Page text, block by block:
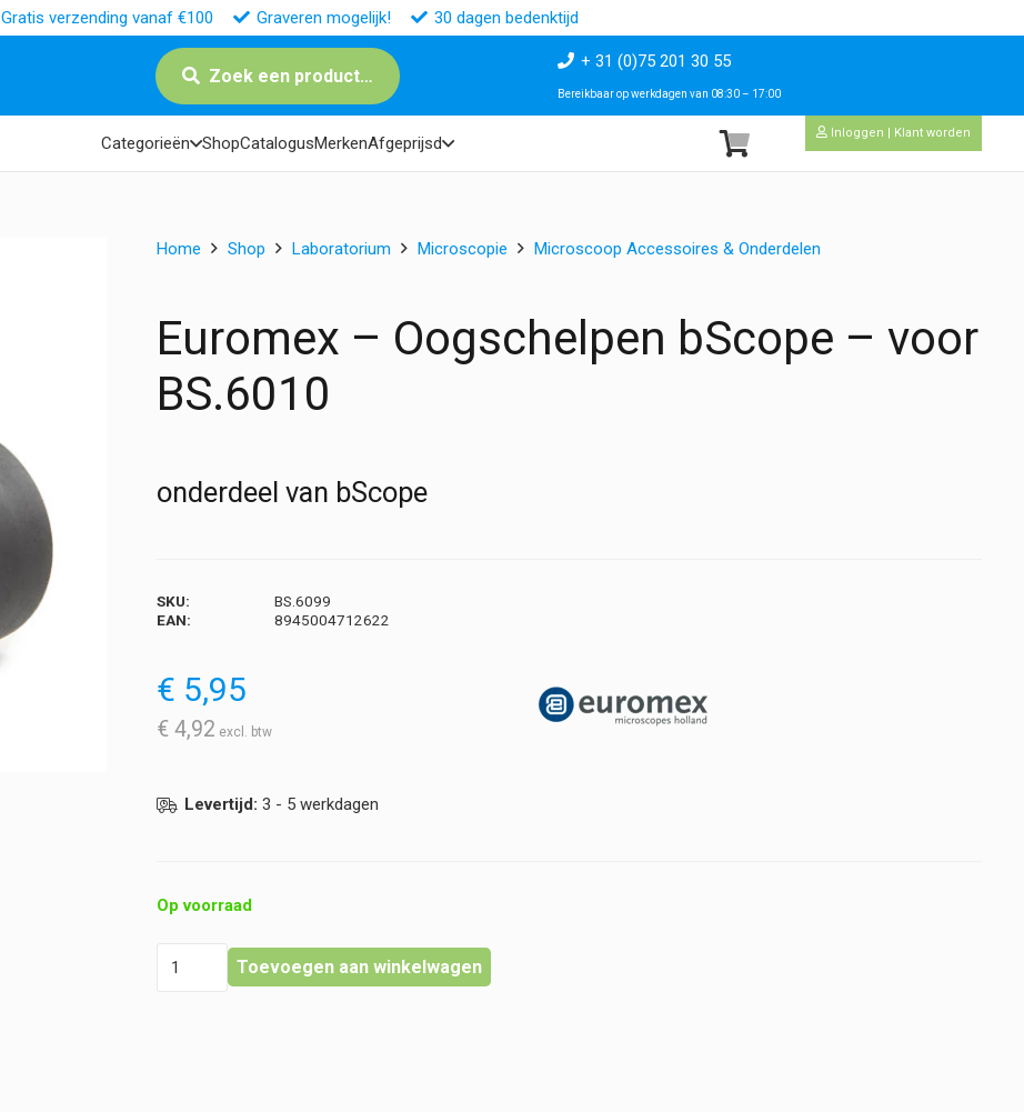
Gratis verzending vanaf €100 Graveren mogelijk! 30 dagen bedenktijd
Zoek een product…
+ 31 (0)75 201 30 55
Bereikbaar op werkdagen van 08:30 – 17:00
Categorieën ShopCatalogusMerkenAfgeprijsd
Inloggen | Klant worden
Home Shop Laboratorium Microscopie Microscoop Accessoires & Onderdelen
Euromex – Oogschelpen bScope – voor
BS.6010
onderdeel van bScope
SKU:
BS.6099
EAN:
8945004712622
€ 5,95
€ 4,92
Levertijd:3 - 5 werkdagen
Op voorraad
Toevoegen aan winkelwagen